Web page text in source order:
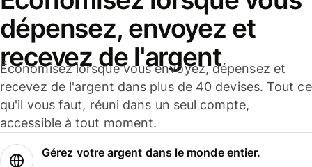
dépensez, envoyez et
recevez de l'argent
Économisez lorsque vous envoyez, dépensez et
recevez de l'argent dans plus de 40 devises. Tout ce
qu'il vous faut, réuni dans un seul compte,
accessible à tout moment.
Gérez votre argent dans le monde entier.